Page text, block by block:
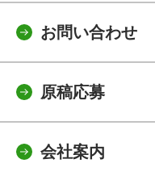
お問い合わせ
原稿応募
会社案内